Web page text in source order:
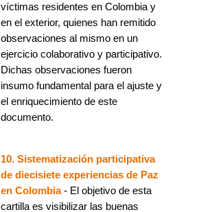
víctimas residentes en Colombia y
en el exterior, quienes han remitido
observaciones al mismo en un
ejercicio colaborativo y participativo.
Dichas observaciones fueron
insumo fundamental para el ajuste y
el enriquecimiento de este
documento.
10. Sistematización participativa
de diecisiete experiencias de Paz
en Colombia- El objetivo de esta
cartilla es visibilizar las buenas